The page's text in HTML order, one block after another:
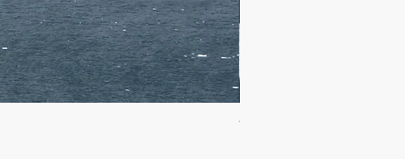
10天经典南极半岛南极圈飞